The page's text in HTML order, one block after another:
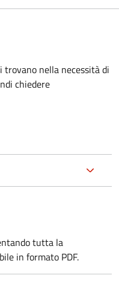
nella necessità di
chiedere
tutta la
in formato PDF.